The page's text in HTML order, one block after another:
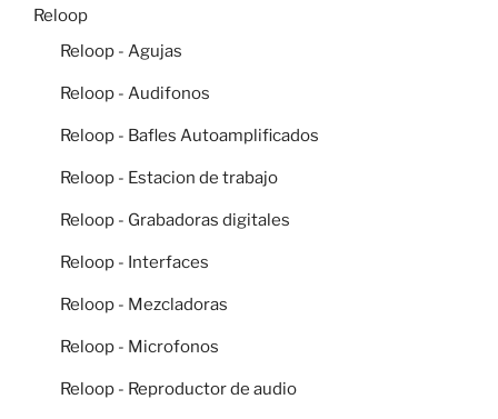
Reloop
Reloop - Agujas
Reloop - Audifonos
Reloop - Bafles Autoamplificados
Reloop - Estacion de trabajo
Reloop - Grabadoras digitales
Reloop - Interfaces
Reloop - Mezcladoras
Reloop - Microfonos
Reloop - Reproductor de audio